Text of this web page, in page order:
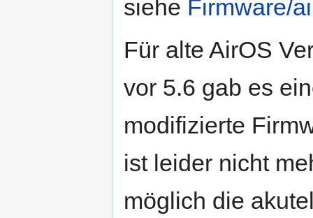
siehe Firmware/
Für alte AirOS
vor 5.6 gab es
modifizierte
ist leider nicht
möglich die